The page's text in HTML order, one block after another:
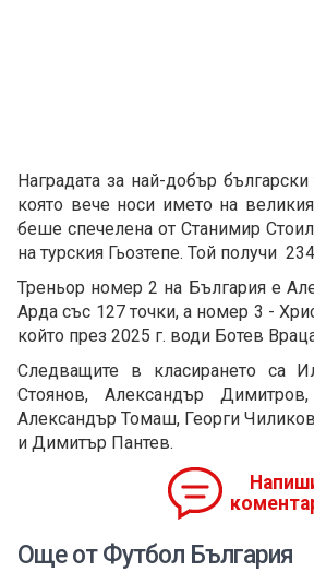
Наградата за най-добър
която вече носи името на
беше спечелена от Станимир
на турския Гьозтепе. Той получи
Треньор номер 2 на България е
Арда със 127 точки, а номер 3 -
който през 2025 г. води Ботев
Следващите в класирането са
Стоянов, Александър
Александър Томаш, Георги
и Димитър Пантев.
Още от Футбол България